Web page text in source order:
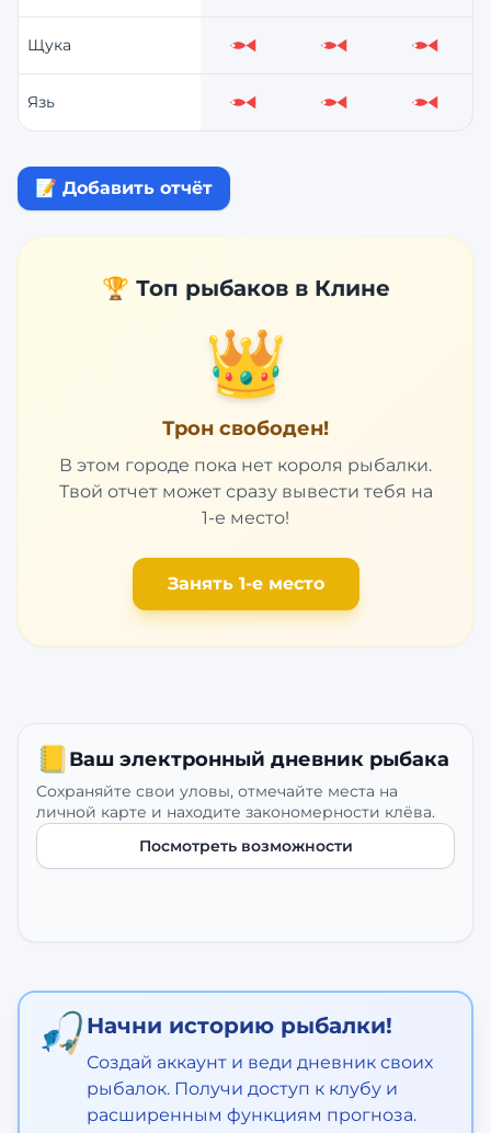
Щука Слабо Слабо Слабо
Язь Слабо Слабо Слабо
📝 Добавить отчёт
🏆 Топ рыбаков в Клине
👑
Трон свободен!
В этом городе пока нет короля рыбалки.
Твой отчет может сразу вывести тебя на
1-е место!
Занять 1-е место
📒 Ваш электронный дневник рыбака
Сохраняйте свои уловы, отмечайте места на
личной карте и находите закономерности клёва.
Посмотреть возможности
🎣 Начни историю рыбалки!
Создай аккаунт и веди дневник своих
рыбалок. Получи доступ к клубу и
расширенным функциям прогноза.